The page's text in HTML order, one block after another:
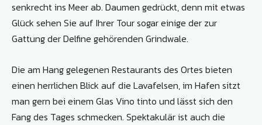
senkrecht ins Meer ab. Daumen gedrückt, denn mit etwas
Glück sehen Sie auf Ihrer Tour sogar einige der zur
Gattung der Delfine gehörenden Grindwale.
Die am Hang gelegenen Restaurants des Ortes bieten
einen herrlichen Blick auf die Lavafelsen, im Hafen sitzt
man gern bei einem Glas Vino tinto und lässt sich den
Fang des Tages schmecken. Spektakulär ist auch die